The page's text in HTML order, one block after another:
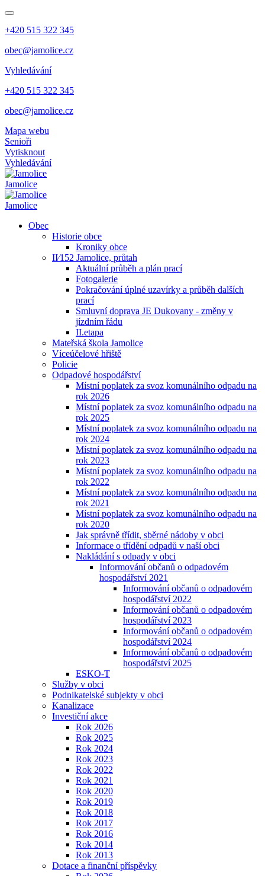
+420 515 322 345
obec@jamolice.cz
Vyhledávání
+420 515 322 345
obec@jamolice.cz
Mapa webu
Senioři
Vytisknout
Vyhledávání
Jamolice
Jamolice
Obec
Historie obce
Kroniky obce
II⁄152 Jamolice, průtah
Aktuální průběh a plán prací
Fotogalerie
Pokračování úplné uzavírky a průběh dalších
prací
Smluvní doprava JE Dukovany - změny v
jízdním řádu
II.etapa
Mateřská škola Jamolice
Víceúčelové hřiště
Policie
Odpadové hospodářství
Místní poplatek za svoz komunálního odpadu na
rok 2026
Místní poplatek za svoz komunálního odpadu na
rok 2025
Místní poplatek za svoz komunálního odpadu na
rok 2024
Místní poplatek za svoz komunálního odpadu na
rok 2023
Místní poplatek za svoz komunálního odpadu na
rok 2022
Místní poplatek za svoz komunálního odpadu na
rok 2021
Místní poplatek za svoz komunálního odpadu na
rok 2020
Jak správně třídit, sběrné nádoby v obci
Informace o třídění odpadů v naší obci
Nakládání s odpady v obci
Informování občanů o odpadovém
hospodářství 2021
Informování občanů o odpadovém
hospodářství 2022
Informování občanů o odpadovém
hospodářství 2023
Informování občanů o odpadovém
hospodářství 2024
Informování občanů o odpadovém
hospodářství 2025
ESKO-T
Služby v obci
Podnikatelské subjekty v obci
Kanalizace
Investiční akce
Rok 2026
Rok 2025
Rok 2024
Rok 2023
Rok 2022
Rok 2021
Rok 2020
Rok 2019
Rok 2018
Rok 2017
Rok 2016
Rok 2014
Rok 2013
Dotace a finanční příspěvky